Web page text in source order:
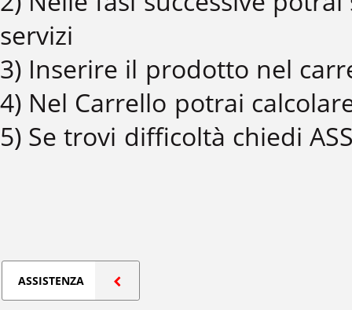
servizi
3) Inserire il prodotto nel
4) Nel Carrello potrai
5) Se trovi difficoltà chiedi
ASSISTENZA